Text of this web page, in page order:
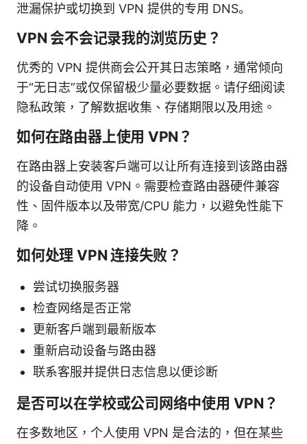
泄漏保护或切换到 VPN 提供的专用 DNS。
VPN 会不会记录我的浏览历史？
优秀的 VPN 提供商会公开其日志策略，通常倾向
于“无日志”或仅保留极少量必要数据。请仔细阅读
隐私政策，了解数据收集、存储期限以及用途。
如何在路由器上使用 VPN？
在路由器上安装客户端可以让所有连接到该路由器
的设备自动使用 VPN。需要检查路由器硬件兼容
性、固件版本以及带宽/CPU 能力，以避免性能下
降。
如何处理 VPN 连接失败？
尝试切换服务器
检查网络是否正常
更新客户端到最新版本
重新启动设备与路由器
联系客服并提供日志信息以便诊断
是否可以在学校或公司网络中使用 VPN？
在多数地区，个人使用 VPN 是合法的，但在某些